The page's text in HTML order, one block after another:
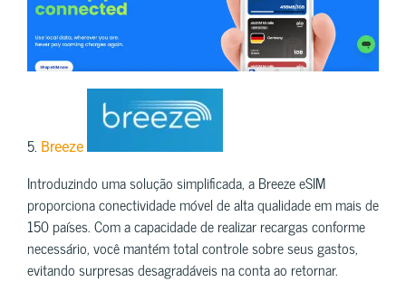
5. Breeze
Introduzindo uma solução simplificada, a Breeze eSIM
proporciona conectividade móvel de alta qualidade em mais de
150 países. Com a capacidade de realizar recargas conforme
necessário, você mantém total controle sobre seus gastos,
evitando surpresas desagradáveis na conta ao retornar.